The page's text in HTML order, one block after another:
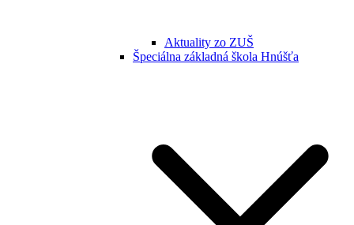
Aktuality zo ZUŠ
Špeciálna základná škola Hnúšťa